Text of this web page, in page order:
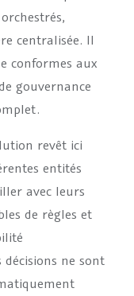
centralisée. Il
conformes aux
gouvernance
revêt ici
entités
avec leurs
de règles et
ne sont